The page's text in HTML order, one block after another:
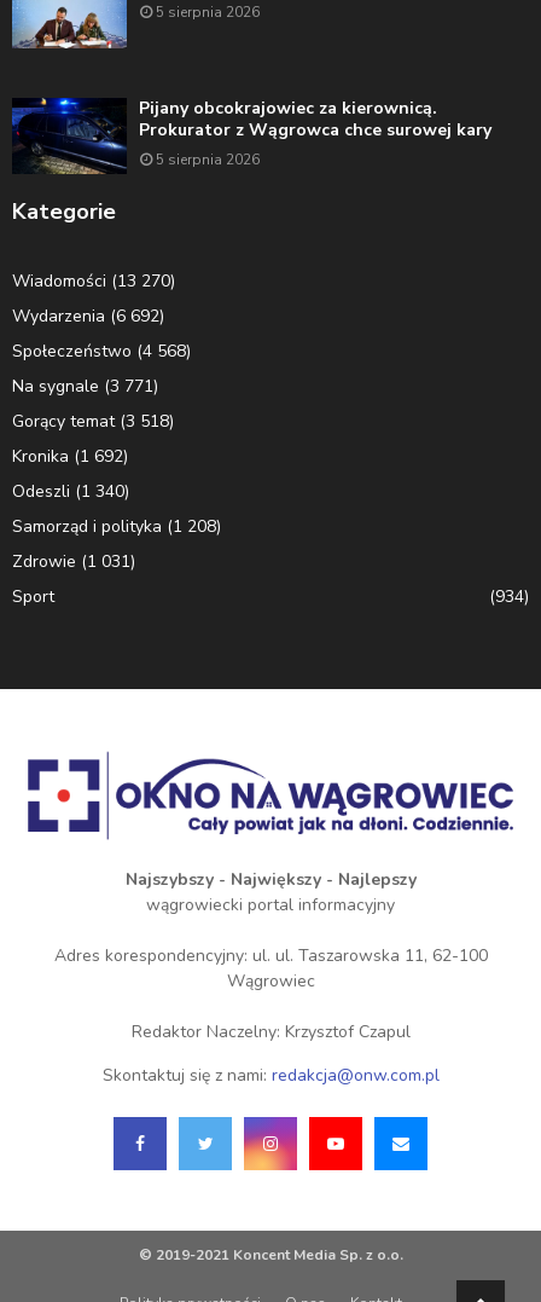
5 sierpnia 2026
Pijany obcokrajowiec za kierownicą.
Prokurator z Wągrowca chce surowej kary
5 sierpnia 2026
Kategorie
Wiadomości (13 270)
Wydarzenia (6 692)
Społeczeństwo (4 568)
Na sygnale (3 771)
Gorący temat(3 518)
Kronika (1 692)
Odeszli (1 340)
Samorząd i polityka (1 208)
Zdrowie (1 031)
Sport
(934)
Najszybszy - Największy - Najlepszy
wągrowiecki portal informacyjny
Adres korespondencyjny: ul. ul. Taszarowska 11, 62-100
Wągrowiec
Redaktor Naczelny: Krzysztof Czapul
Skontaktuj się z nami: redakcja@onw.com.pl
© 2019-2021 Koncent Media Sp. z o.o.